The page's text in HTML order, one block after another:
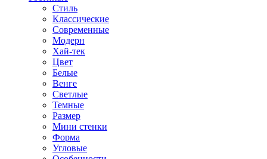
Стиль
Классические
Современные
Модерн
Хай-тек
Цвет
Белые
Венге
Светлые
Темные
Размер
Мини стенки
Форма
Угловые